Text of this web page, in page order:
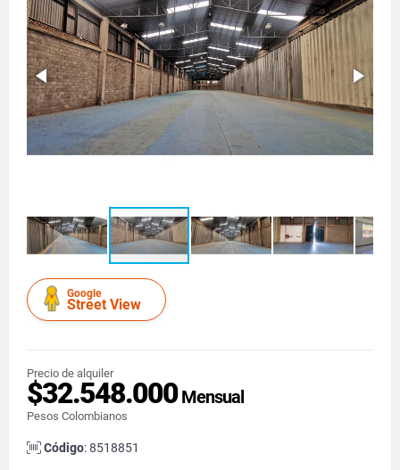
Google
Street View
Precio de alquiler
$32.548.000Mensual
Pesos Colombianos
Código: 8518851